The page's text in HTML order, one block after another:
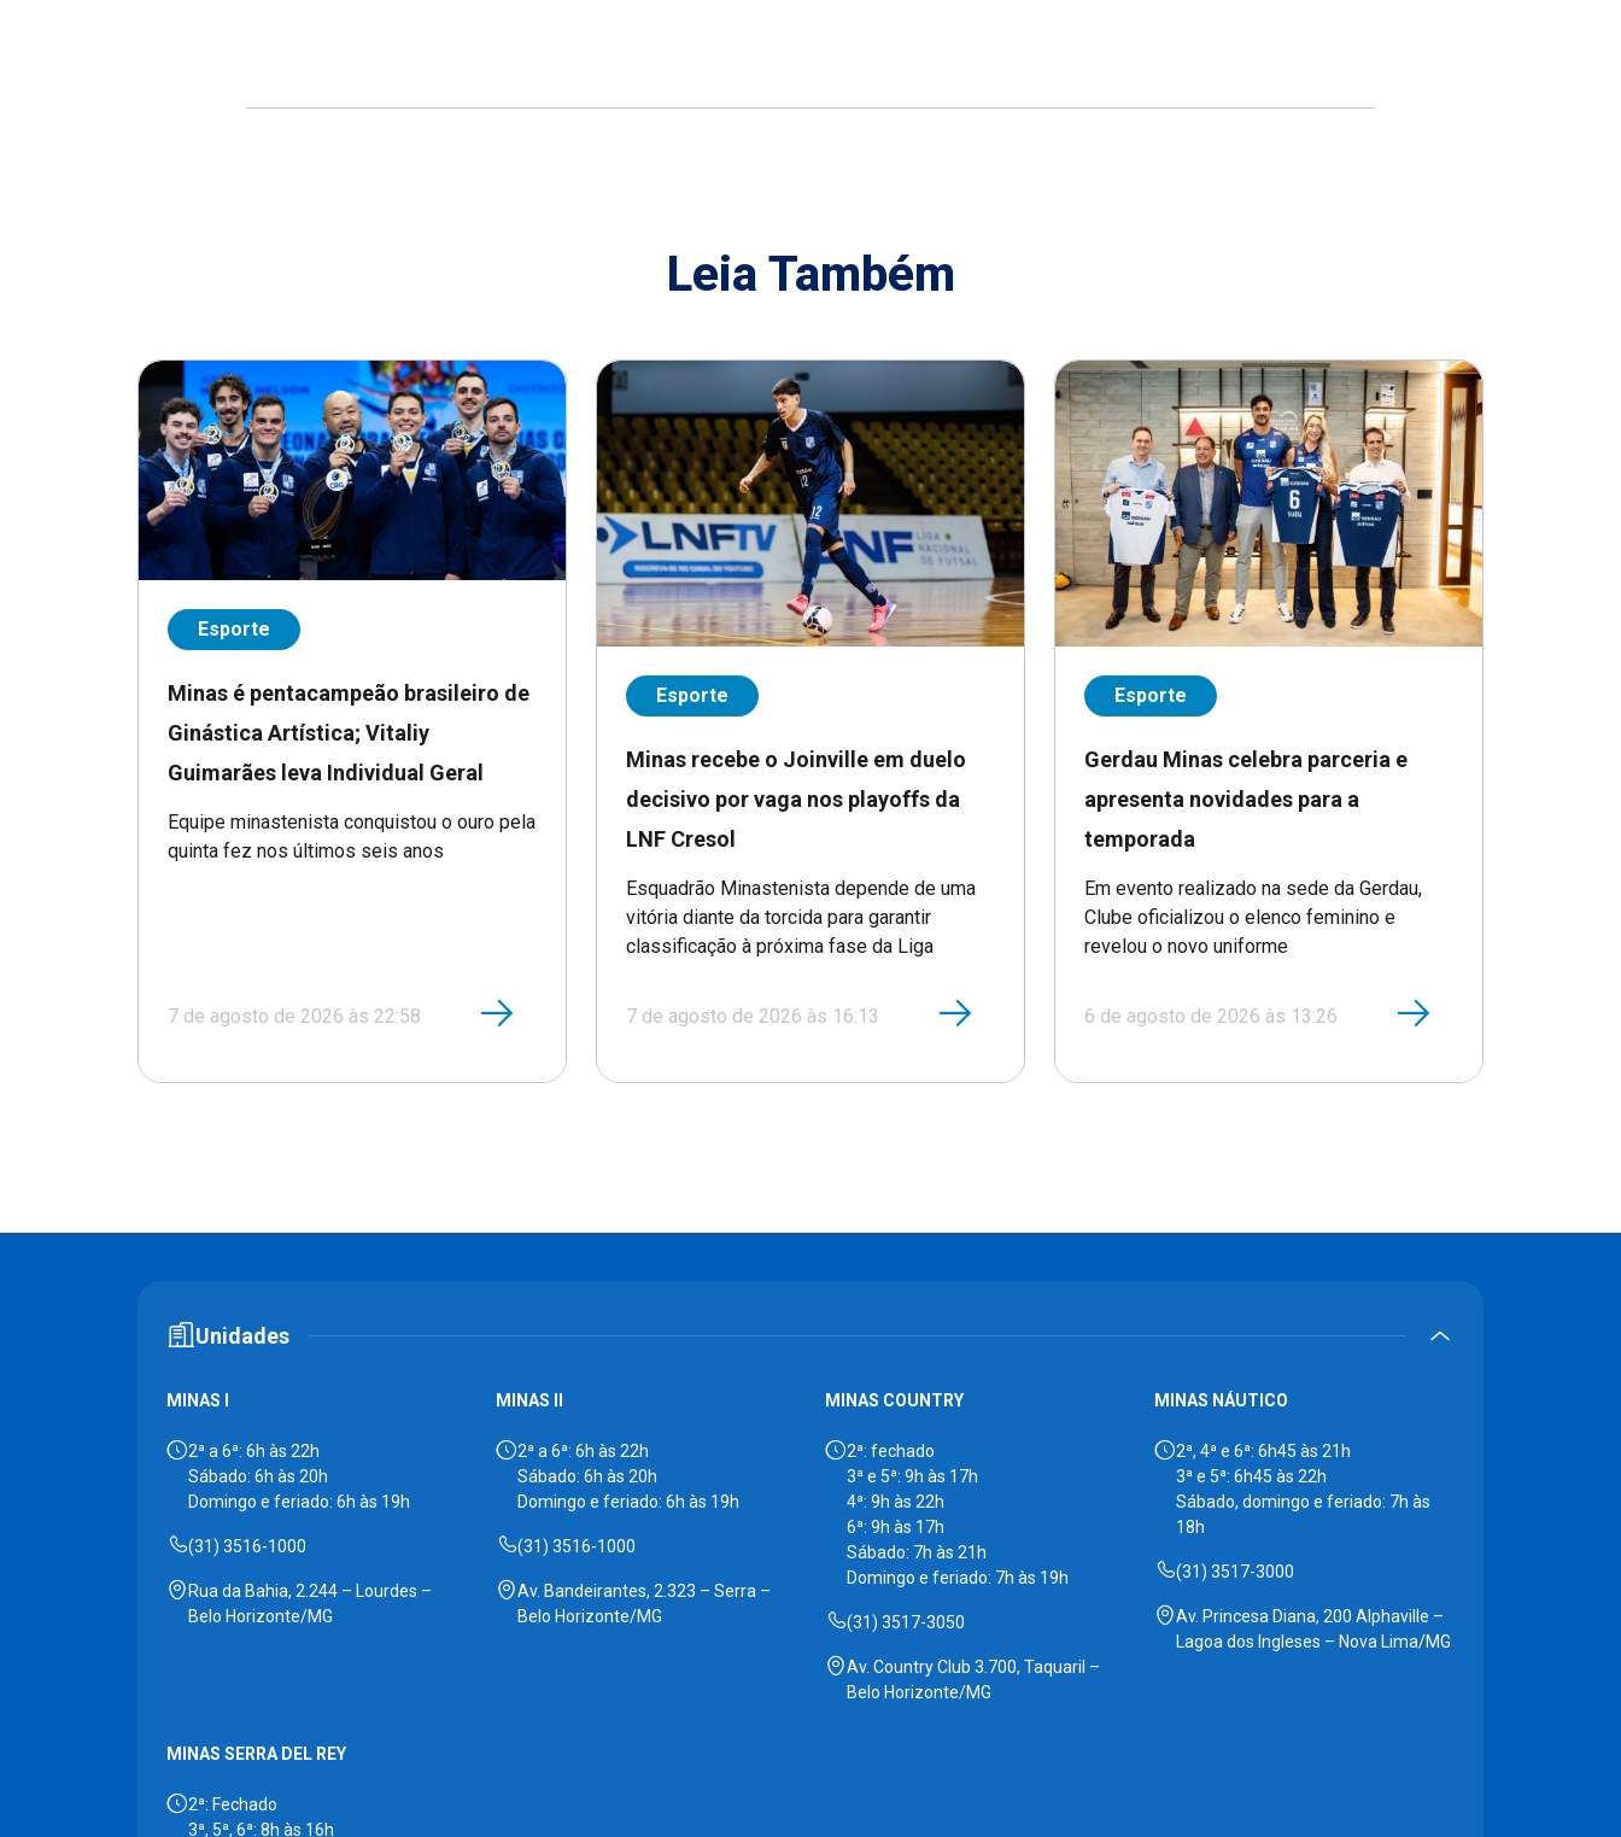
Leia Também
Esporte
Minas é pentacampeão brasileiro de
Ginástica Artística; Vitaliy
Guimarães leva Individual Geral
Equipe minastenista conquistou o ouro pela
quinta fez nos últimos seis anos
7 de agosto de 2026 às 22:58
Esporte
Minas recebe o Joinville em duelo
decisivo por vaga nos playoffs da
LNF Cresol
Esquadrão Minastenista depende de uma
vitória diante da torcida para garantir
classificação à próxima fase da Liga
7 de agosto de 2026 às 16:13
Esporte
Gerdau Minas celebra parceria e
apresenta novidades para a
temporada
Em evento realizado na sede da Gerdau,
Clube oficializou o elenco feminino e
revelou o novo uniforme
6 de agosto de 2026 às 13:26
Unidades
MINAS I
2ª a 6ª: 6h às 22h
Sábado: 6h às 20h
Domingo e feriado: 6h às 19h
(31) 3516-1000
Rua da Bahia, 2.244 – Lourdes –
Belo Horizonte/MG
MINAS II
2ª a 6ª: 6h às 22h
Sábado: 6h às 20h
Domingo e feriado: 6h às 19h
(31) 3516-1000
Av. Bandeirantes, 2.323 – Serra –
Belo Horizonte/MG
MINAS COUNTRY
2ª: fechado
3ª e 5ª: 9h às 17h
4ª: 9h às 22h
6ª: 9h às 17h
Sábado: 7h às 21h
Domingo e feriado: 7h às 19h
(31) 3517-3050
Av. Country Club 3.700, Taquaril –
Belo Horizonte/MG
MINAS NÁUTICO
2ª, 4ª e 6ª: 6h45 às 21h
3ª e 5ª: 6h45 às 22h
Sábado, domingo e feriado: 7h às
18h
(31) 3517-3000
Av. Princesa Diana, 200 Alphaville –
Lagoa dos Ingleses – Nova Lima/MG
MINAS SERRA DEL REY
2ª: Fechado
3ª, 5ª, 6ª: 8h às 16h